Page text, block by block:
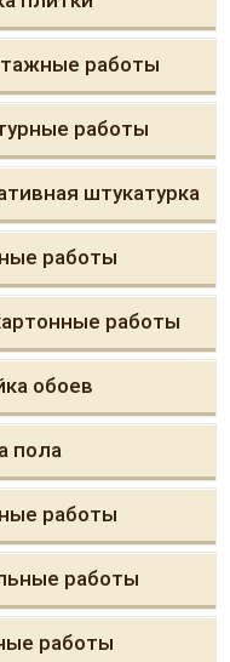
работы
работы
штукатурка
работы
работы
обоев
пола
работы
работы
работы